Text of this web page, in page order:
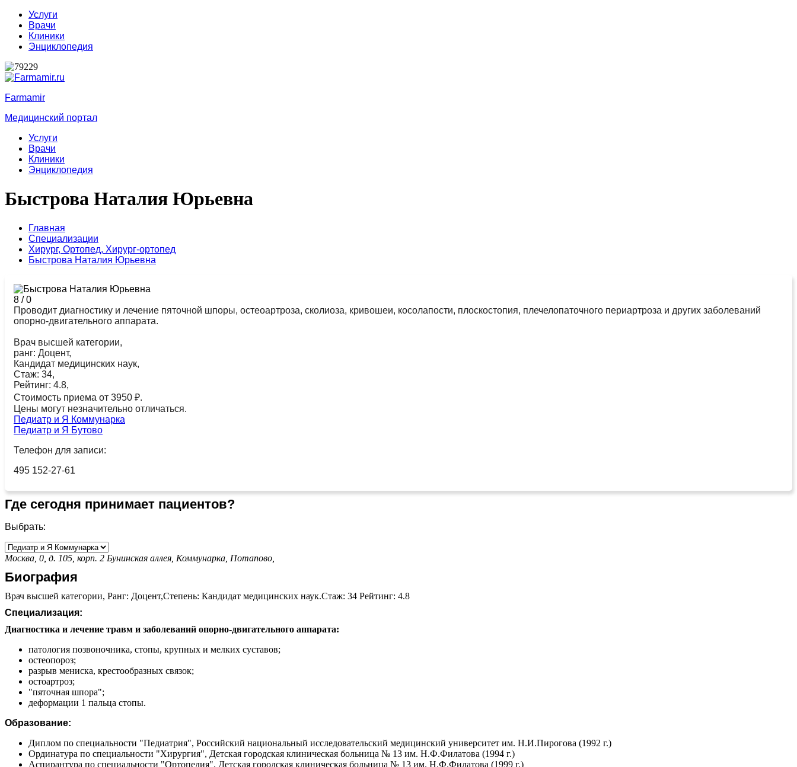
Услуги
Врачи
Клиники
Энциклопедия
Farmamir
Медицинский портал
Услуги
Врачи
Клиники
Энциклопедия
Быстрова Наталия Юрьевна
Главная
Специализации
Хирург, Ортопед, Хирург-ортопед
Быстрова Наталия Юрьевна
8 /0
Проводит диагностику и лечение пяточной шпоры, остеоартроза, сколиоза, кривошеи, косолапости, плоскостопия, плечелопаточного периартроза и других заболеваний
опорно-двигательного аппарата.
Врач высшей категории,
ранг: Доцент,
Кандидат медицинских наук,
Стаж: 34,
Рейтинг: 4.8,
Стоимость приема от 3950 ₽.
Цены могут незначительно отличаться.
Педиатр и Я Коммунарка
Педиатр и Я Бутово
Телефон для записи:
495 152-27-61
Где сегодня принимает пациентов?
Выбрать:
Москва, 0, д. 105, корп. 2 Бунинская аллея, Коммунарка, Потапово,
Биография
Врач высшей категории, Ранг: Доцент,Степень: Кандидат медицинских наук.Стаж: 34 Рейтинг: 4.8
Специализация:
Диагностика и лечение травм и заболеваний опорно-двигательного аппарата:
патология позвоночника, стопы, крупных и мелких суставов;
остеопороз;
разрыв мениска, крестообразных связок;
остоартроз;
"пяточная шпора";
деформации 1 пальца стопы.
Образование:
Диплом по специальности "Педиатрия", Российский национальный исследовательский медицинский университет им. Н.И.Пирогова (1992 г.)
Ординатура по специальности "Хирургия", Детская городская клиническая больница № 13 им. Н.Ф.Филатова (1994 г.)
Аспирантура по специальности "Ортопедия", Детская городская клиническая больница № 13 им. Н.Ф.Филатова (1999 г.)